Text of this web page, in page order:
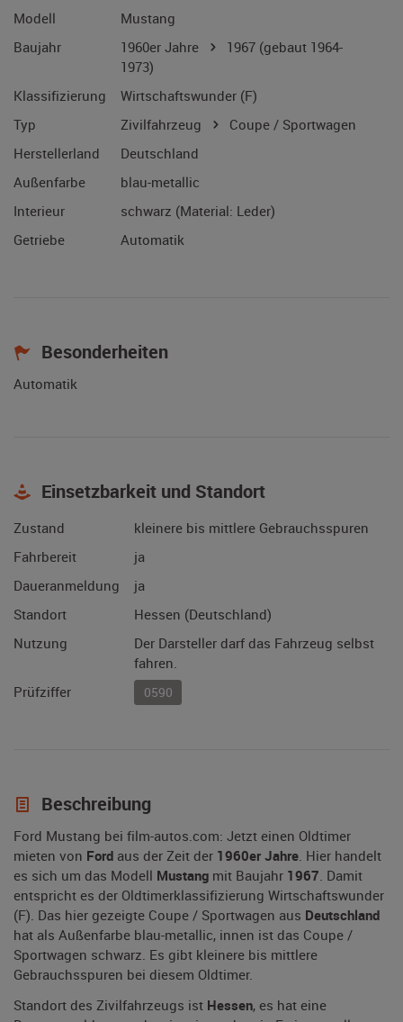
Modell
Mustang
Baujahr
1960er Jahre 1967 (gebaut 1964-
1973)
Klassifizierung
Wirtschaftswunder (F)
Typ
Zivilfahrzeug
Coupe / Sportwagen
Herstellerland
Deutschland
Außenfarbe
blau-metallic
Interieur
schwarz (Material: Leder)
Getriebe
Automatik
Besonderheiten
Automatik
Einsetzbarkeit und Standort
Zustand
kleinere bis mittlere Gebrauchsspuren
Fahrbereit
ja
Daueranmeldung
ja
Standort
Hessen (Deutschland)
Nutzung
Der Darsteller darf das Fahrzeug selbst
fahren.
Prüfziffer
0590
Beschreibung
Ford Mustang bei film-autos.com: Jetzt einen Oldtimer
mieten von Ford aus der Zeit der 1960er Jahre. Hier handelt
es sich um das Modell Mustang mit Baujahr 1967. Damit
entspricht es der Oldtimerklassifizierung Wirtschaftswunder
(F). Das hier gezeigte Coupe / Sportwagen aus Deutschland
hat als Außenfarbe blau-metallic, innen ist das Coupe /
Sportwagen schwarz. Es gibt kleinere bis mittlere
Gebrauchsspuren bei diesem Oldtimer.
Standort des Zivilfahrzeugs ist Hessen, es hat eine